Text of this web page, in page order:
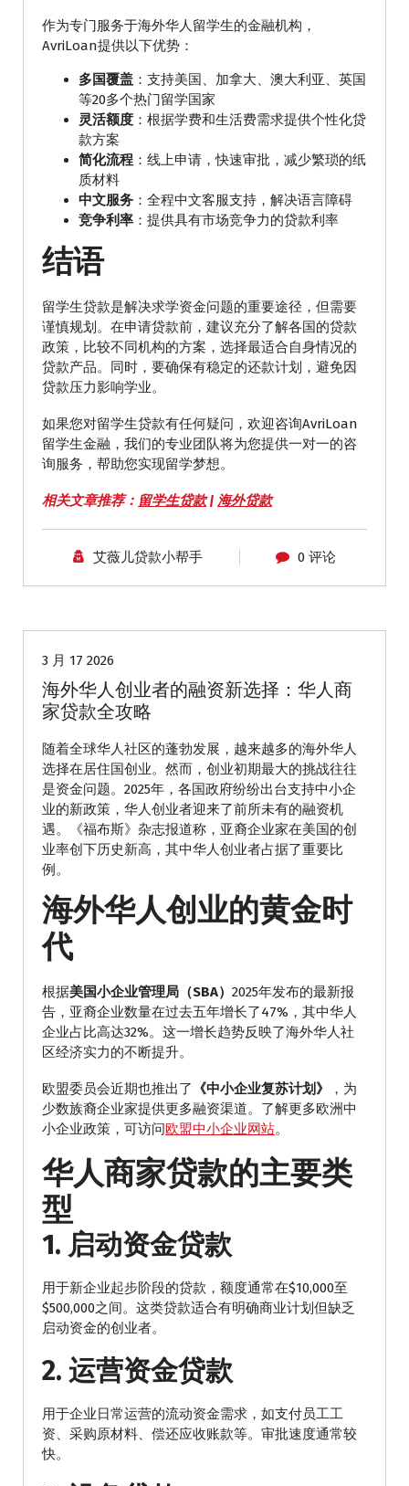
作为专门服务于海外华人留学生的金融机构，
AvriLoan提供以下优势：
多国覆盖 ：支持美国、加拿大、澳大利亚、英国
等20多个热门留学国家
灵活额度 ：根据学费和生活费需求提供个性化贷
款方案
简化流程 ：线上申请，快速审批，减少繁琐的纸
质材料
中文服务 ：全程中文客服支持，解决语言障碍
竞争利率 ：提供具有市场竞争力的贷款利率
结语
留学生贷款是解决求学资金问题的重要途径，但需要
谨慎规划。在申请贷款前，建议充分了解各国的贷款
政策，比较不同机构的方案，选择最适合自身情况的
贷款产品。同时，要确保有稳定的还款计划，避免因
贷款压力影响学业。
如果您对留学生贷款有任何疑问，欢迎咨询AvriLoan
留学生金融，我们的专业团队将为您提供一对一的咨
询服务，帮助您实现留学梦想。
相关文章推荐： 留学生贷款| 海外贷款
艾薇儿贷款小帮手 0 评论
3 月 17 2026
海外华人创业者的融资新选择：华人商
家贷款全攻略
随着全球华人社区的蓬勃发展，越来越多的海外华人
选择在居住国创业。然而，创业初期最大的挑战往往
是资金问题。2025年，各国政府纷纷出台支持中小企
业的新政策，华人创业者迎来了前所未有的融资机
遇。《福布斯》杂志报道称，亚裔企业家在美国的创
业率创下历史新高，其中华人创业者占据了重要比
例。
海外华人创业的黄金时
代
根据美国小企业管理局（SBA） 2025年发布的最新报
告，亚裔企业数量在过去五年增长了47%，其中华人
企业占比高达32%。这一增长趋势反映了海外华人社
区经济实力的不断提升。
欧盟委员会近期也推出了 《中小企业复苏计划》
，为
少数族裔企业家提供更多融资渠道。了解更多欧洲中
小企业政策，可访问欧盟中小企业网站。
华人商家贷款的主要类
型
1. 启动资金贷款
用于新企业起步阶段的贷款，额度通常在$10,000至
$500,000之间。这类贷款适合有明确商业计划但缺乏
启动资金的创业者。
2. 运营资金贷款
用于企业日常运营的流动资金需求，如支付员工工
资、采购原材料、偿还应收账款等。审批速度通常较
快。